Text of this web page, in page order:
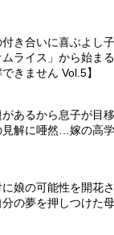
付き合いに喜ぶよし
ムライス」から始ま
きません Vol.5】
があるから息子が目
見解に唖然…嫁の高
に娘の可能性を開花
の夢を押しつけた